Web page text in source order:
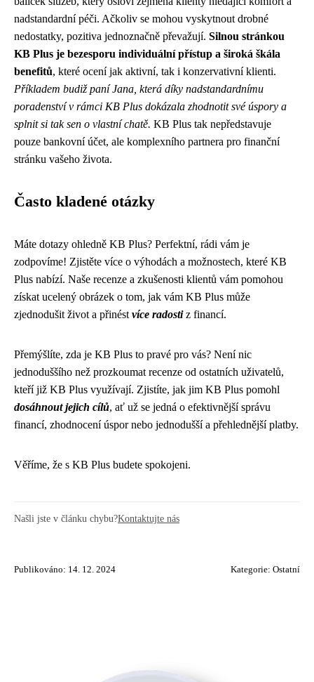
nadstandardní péči. Ačkoliv se mohou vyskytnout drobné
nedostatky, pozitiva jednoznačně převažují. Silnou stránkou
KB Plus je bezesporu individuální přístup a široká škála
benefitů, které ocení jak aktivní, tak i konzervativní klienti.
Příkladem budiž paní Jana, která díky nadstandardnímu
poradenství v rámci KB Plus dokázala zhodnotit své úspory a
splnit si tak sen o vlastní chatě. KB Plus tak nepředstavuje
pouze bankovní účet, ale komplexního partnera pro finanční
stránku vašeho života.
Často kladené otázky
Máte dotazy ohledně KB Plus? Perfektní, rádi vám je
zodpovíme! Zjistěte více o výhodách a možnostech, které KB
Plus nabízí. Naše recenze a zkušenosti klientů vám pomohou
získat ucelený obrázek o tom, jak vám KB Plus může
zjednodušit život a přinést více radostiz financí.
Přemýšlíte, zda je KB Plus to pravé pro vás? Není nic
jednoduššího než prozkoumat recenze od ostatních uživatelů,
kteří již KB Plus využívají. Zjistíte, jak jim KB Plus pomohl
dosáhnout jejich cílů, ať už se jedná o efektivnější správu
financí, zhodnocení úspor nebo jednodušší a přehlednější platby.
Věříme, že s KB Plus budete spokojeni.
Našli jste v článku chybu?Kontaktujte nás
Publikováno: 14. 12. 2024 Kategorie: Ostatní